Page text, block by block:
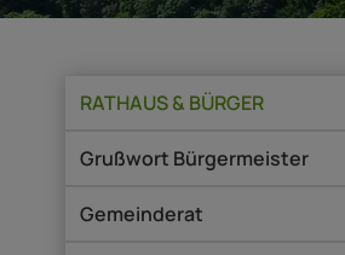
RATHAUS & BÜRGER
Grußwort Bürgermeister
Gemeinderat